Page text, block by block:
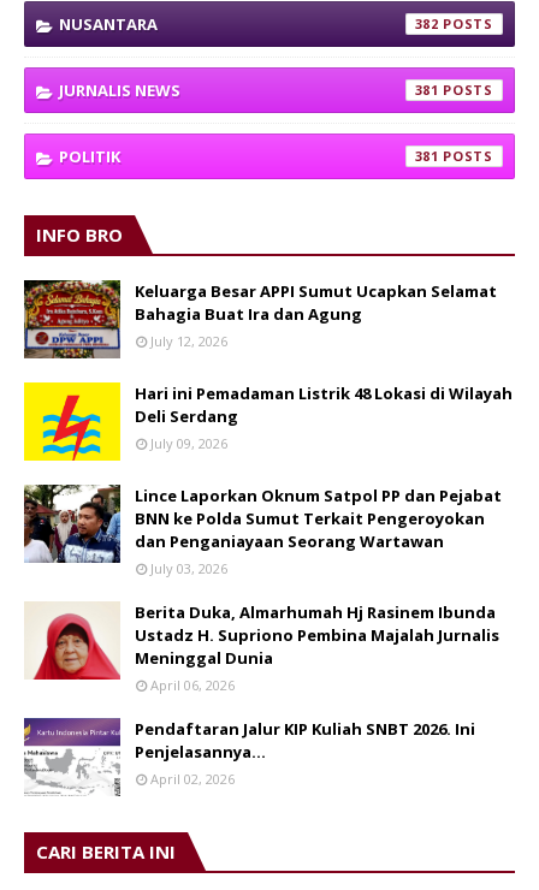
NUSANTARA 382
JURNALIS NEWS 381
POLITIK 381
INFO BRO
Keluarga Besar APPI Sumut Ucapkan Selamat
Bahagia Buat Ira dan Agung
July 12, 2026
Hari ini Pemadaman Listrik 48 Lokasi di Wilayah
Deli Serdang
July 09, 2026
Lince Laporkan Oknum Satpol PP dan Pejabat
BNN ke Polda Sumut Terkait Pengeroyokan
dan Penganiayaan Seorang Wartawan
July 03, 2026
Berita Duka, Almarhumah Hj Rasinem Ibunda
Ustadz H. Supriono Pembina Majalah Jurnalis
Meninggal Dunia
April 06, 2026
Pendaftaran Jalur KIP Kuliah SNBT 2026. Ini
Penjelasannya…
April 02, 2026
CARI BERITA INI